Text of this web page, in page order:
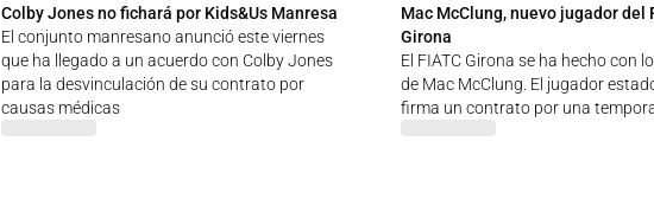
Colby Jones no fichará por Kids&Us Manresa
El conjunto manresano anunció este viernes
que ha llegado a un acuerdo con Colby Jones
para la desvinculación de su contrato por
causas médicas
Mac McClung, nuevo jugador del
Girona
El FIATC Girona se ha hecho con
de Mac McClung. El jugador
firma un contrato por una